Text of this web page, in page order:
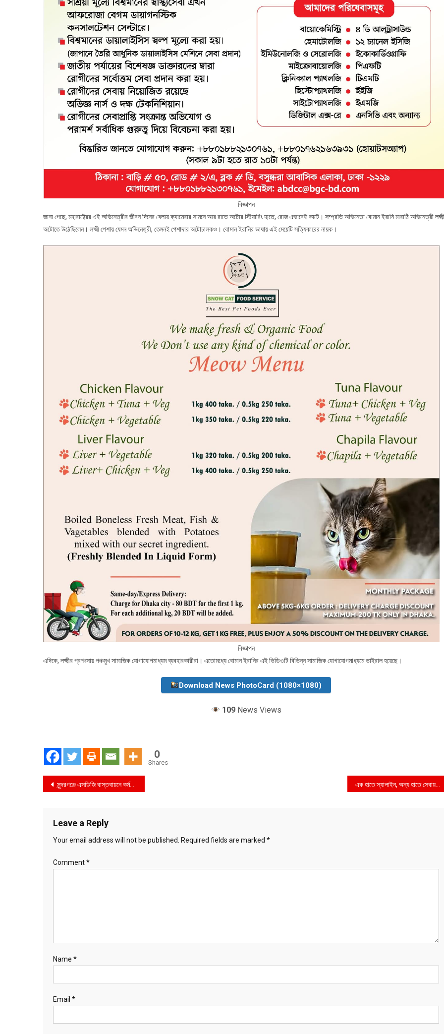
বিজ্ঞাপন
জানা গেছে, মহারাষ্ট্রের এই অভিনেত্রীর জীবন দিনের বেলায় ক্যামেরার সামনে আর রাতে অটোর স্টিয়ারিং হাতে, রোজ এভাবেই কাটে। সম্প্রতি অভিনেতা বোমান ইরানি মারাঠি অভিনেত্রী
অটোতে উঠেছিলেন। লক্ষ্মী পেশায় যেমন অভিনেত্রী, তেমনই পেশাদার অটোচালকও। বোমান ইরানির ভাষায় এই মেয়েটি সত্যিকারের নায়ক।
বিজ্ঞাপন
এদিকে, লক্ষ্মীর প্রশংসায় পঞ্চমুখ সামাজিক যোগাযোগমাধ্যম ব্যবহারকারীরা। এতোমধ্যে বোমান ইরানির এই ভিডিওটি বিভিন্ন সামাজিক যোগাযোগমাধ্যমে ভাইরাল হয়েছে।
Download News PhotoCard (1080×1080)
109News Views
0
Shares
Post
সুন্দরগঞ্জে এসডিজি বাস্তবায়নে কর্মশালা অনুষ্ঠিত
Leave a Reply
Your email address will not be published. Required fields are marked *
Comment*
Name *
Email *